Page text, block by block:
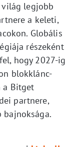
világ legjobb
a keleti,
Globális
részeként
hogy 2027-ig
blokklánc-
a Bitget
partnere,
bajnoksága.